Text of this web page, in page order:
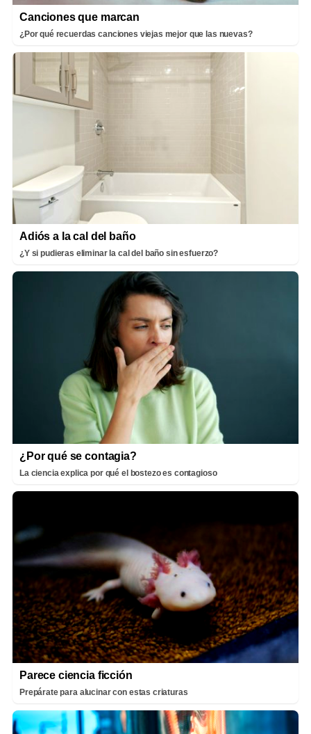
Canciones que marcan
¿Por qué recuerdas canciones viejas mejor que las nuevas?
Adiós a la cal del baño
¿Y si pudieras eliminar la cal del baño sin esfuerzo?
¿Por qué se contagia?
La ciencia explica por qué el bostezo es contagioso
Parece ciencia ficción
Prepárate para alucinar con estas criaturas